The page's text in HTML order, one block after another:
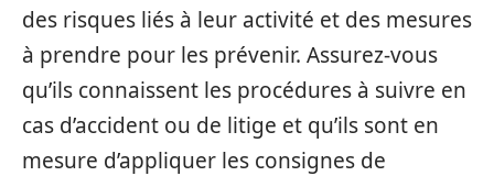
des risques liés à leur activité et des mesures
à prendre pour les prévenir. Assurez-vous
qu’ils connaissent les procédures à suivre en
cas d’accident ou de litige et qu’ils sont en
mesure d’appliquer les consignes de